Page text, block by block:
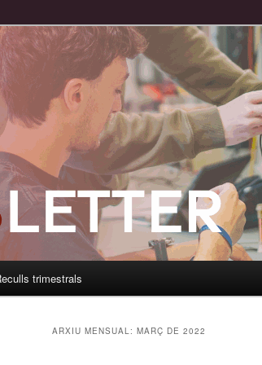
trimestrals
ARXIU MENSUAL: MARÇ DE 2022